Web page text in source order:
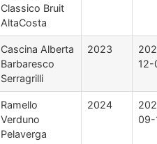
Classico Bruit
AltaCosta
Cascina Alberta
Barbaresco
Serragrilli
2023
12-
Ramello
Verduno
Pelaverga
2024
09-